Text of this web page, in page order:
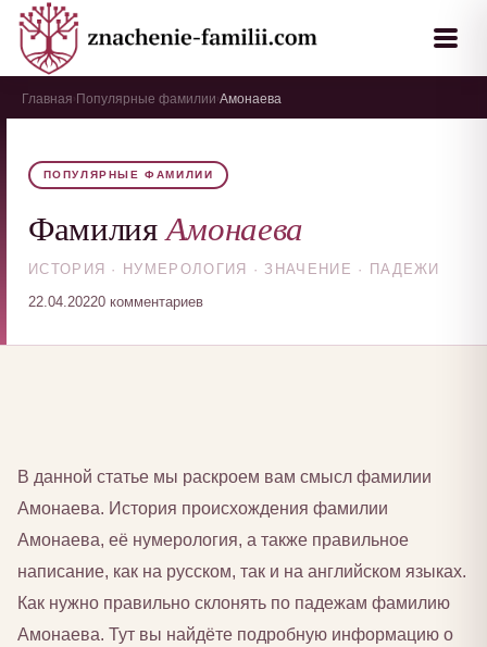
Главная Популярные фамилии Амонаева
ПОПУЛЯРНЫЕ ФАМИЛИИ
ФамилияАмонаева
ИСТОРИЯ · НУМЕРОЛОГИЯ · ЗНАЧЕНИЕ · ПАДЕЖИ
22.04.20220 комментариев
В данной статье мы раскроем вам смысл фамилии
Амонаева. История происхождения фамилии
Амонаева, её нумерология, а также правильное
написание, как на русском, так и на английском языках.
Как нужно правильно склонять по падежам фамилию
Амонаева. Тут вы найдёте подробную информацию о